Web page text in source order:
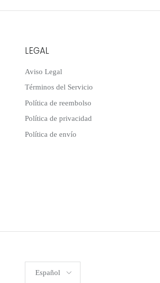
LEGAL
Aviso Legal
Términos del Servicio
Política de reembolso
Política de privacidad
Política de envío
Español